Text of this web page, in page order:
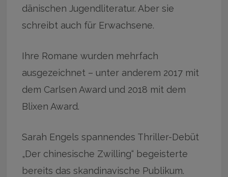
dänischen Jugendliteratur. Aber sie
schreibt auch für Erwachsene.
Ihre Romane wurden mehrfach
ausgezeichnet – unter anderem 2017 mit
dem Carlsen Award und 2018 mit dem
Blixen Award.
Sarah Engels spannendes Thriller-Debüt
„Der chinesische Zwilling“ begeisterte
bereits das skandinavische Publikum.